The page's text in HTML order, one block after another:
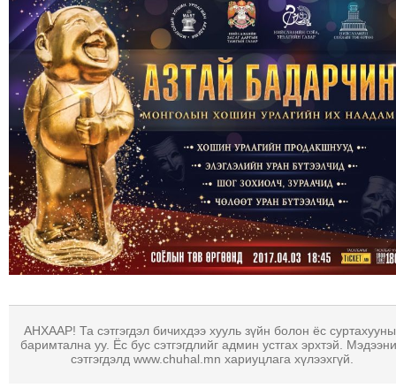
АНХААР! Та сэтгэгдэл бичихдээ хууль зүйн болон ёс
баримтална уу. Ёс бус сэтгэгдлийг админ устгах эрхтэй.
сэтгэгдэлд www.chuhal.mn хариуцлага хүлээхгүй.